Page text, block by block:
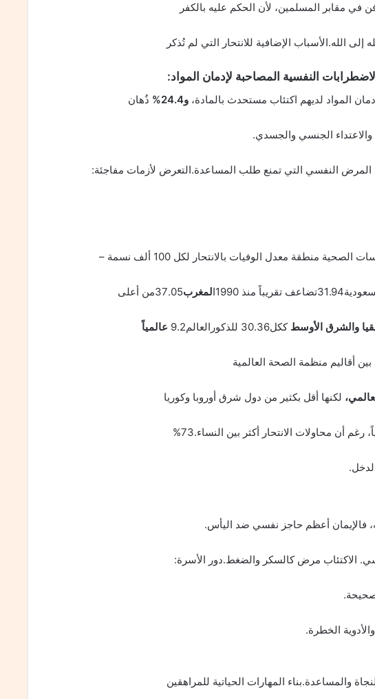
مقابر المسلمين، لأن الحكم عليه بالكفر
إلى الله.الأسباب الإضافية للانتحار التي لم تُذكر
النفسية المصاحبة لإدمان المواد:
المواد لديهم اكتئاب مستحدث بالمادة، و24.4% ذُهان
المرض النفسي التي تمنع طلب المساعدة.التعرض لأزمات مفاجئة:
منطقة معدل الوفيات بالانتحار لكل 100 ألف نسمة –
لمغرب37.05من أعلى
والشرق الأوسط ككل30.36 للذكورالعالم9.2 عالمياً
لكنها أقل بكثير من دول شرق أوروبا وكوريا
فالإيمان أعظم حاجز نفسي ضد اليأس.
الاكتئاب مرض كالسكر والضغط.دور الأسرة:
الخطرة.
والمساعدة.بناء المهارات الحياتية للمراهقين